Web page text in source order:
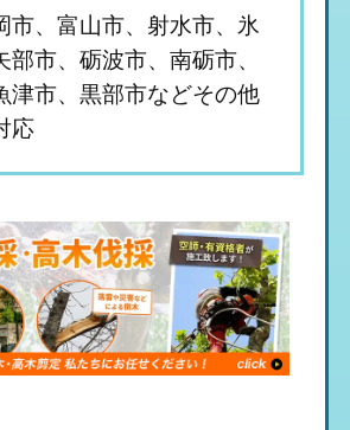
市、富山市、射水市、氷
部市、砺波市、南砺市、
津市、黒部市などその他
応